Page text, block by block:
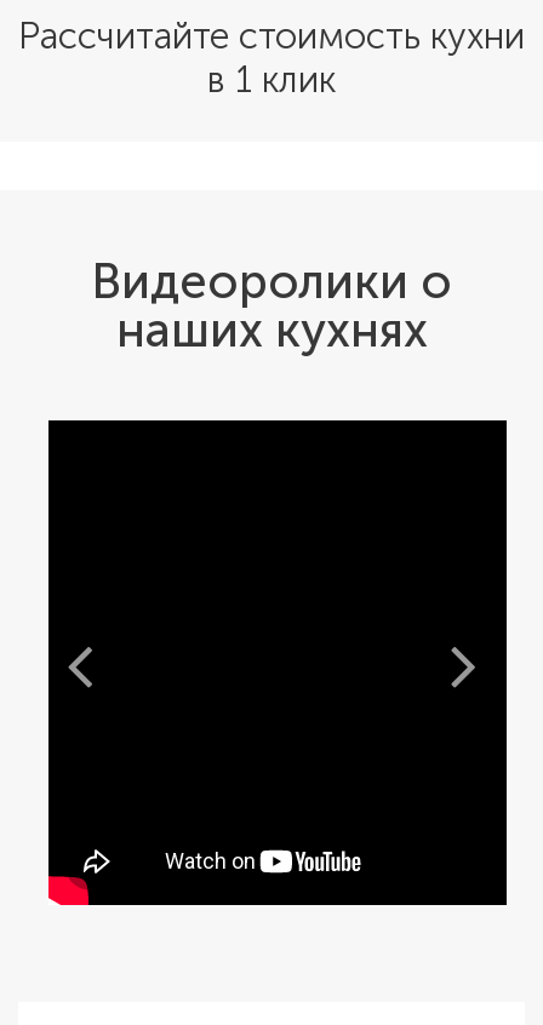
вытяжка. Открытые полки с бортиками
предназначены для коллекционного фарфора. В
Рассчитайте стоимость кухни
в 1 клик
Видеоролики о
наших кухнях